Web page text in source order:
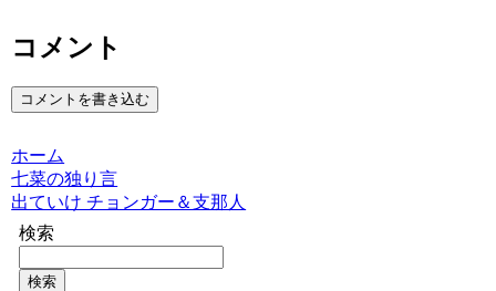
コメント
コメントを書き込む
ホーム
七菜の独り言
出ていけ チョンガー＆支那人
検索
検索